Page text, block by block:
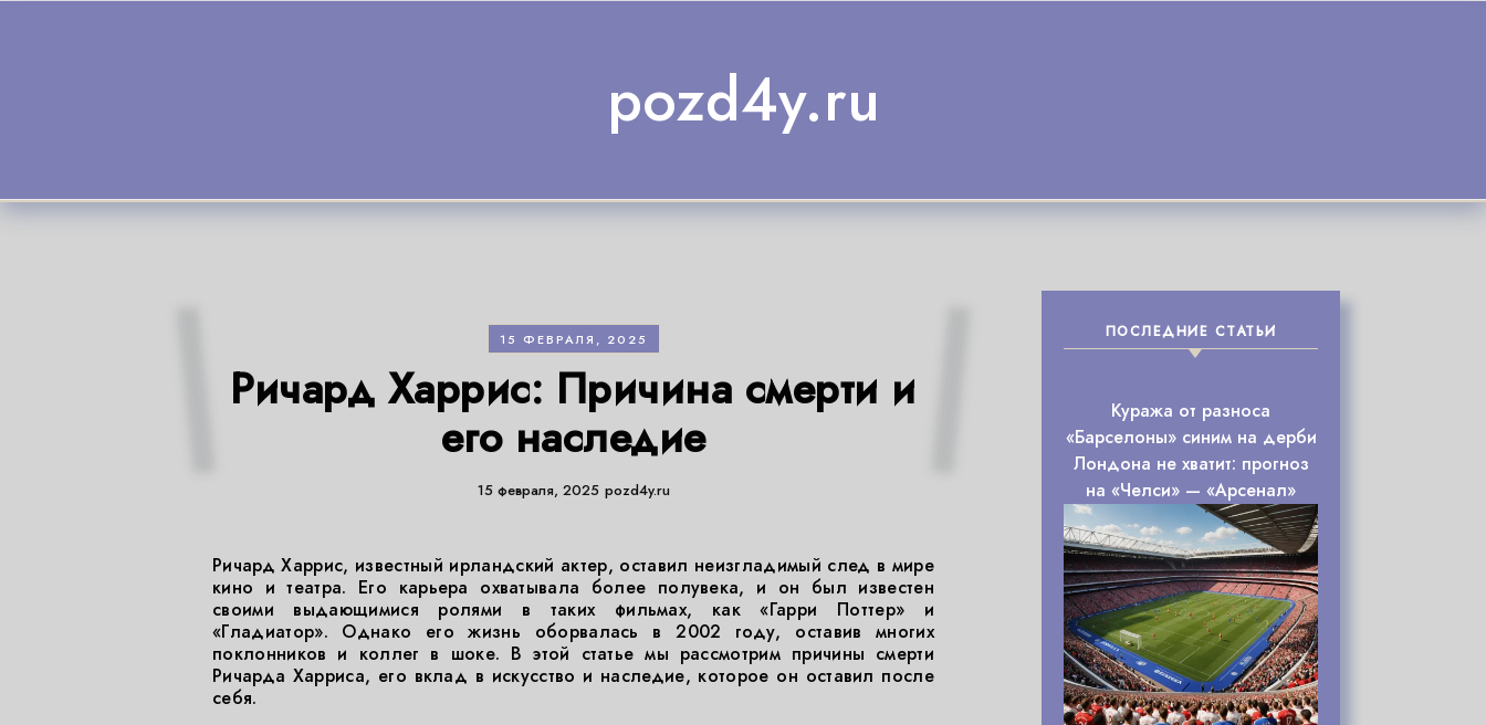
pozd4y.ru
15 ФЕВРАЛЯ, 2025
Ричард Харрис: Причина смерти и
его наследие
15 февраля, 2025 pozd4y.ru
Ричард Харрис, известный ирландский актер, оставил неизгладимый след в мире
кино и театра. Его карьера охватывала более полувека, и он был известен
своими выдающимися ролями в таких фильмах, как «Гарри Поттер» и
«Гладиатор». Однако его жизнь оборвалась в 2002 году, оставив многих
поклонников и коллег в шоке. В этой статье мы рассмотрим причины смерти
Ричарда Харриса, его вклад в искусство и наследие, которое он оставил после
себя.
ПОСЛЕДНИЕ СТАТЬИ
Куража от разноса
«Барселоны» синим на дерби
Лондона не хватит: прогноз
на «Челси» — «Арсенал»